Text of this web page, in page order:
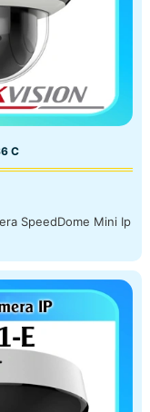
C
SpeedDome Mini Ip